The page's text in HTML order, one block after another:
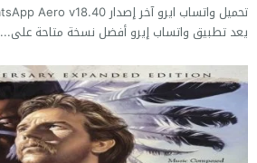
يعد تطبيق واتساب إيرو أفضل نسخة متاحة على...